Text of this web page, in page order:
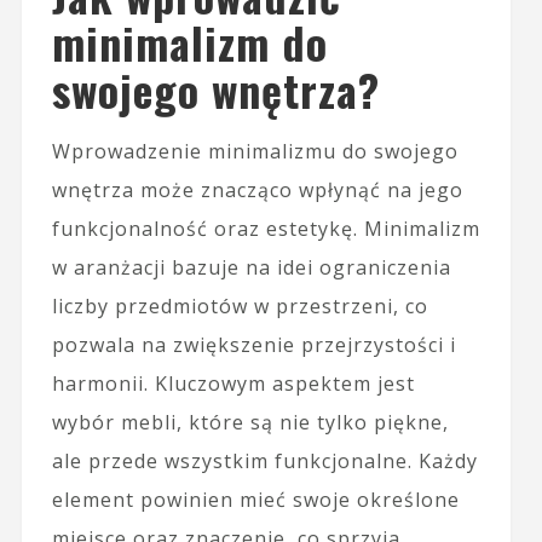
minimalizm do
swojego wnętrza?
Wprowadzenie minimalizmu do swojego
wnętrza może znacząco wpłynąć na jego
funkcjonalność oraz estetykę. Minimalizm
w aranżacji bazuje na idei ograniczenia
liczby przedmiotów w przestrzeni, co
pozwala na zwiększenie przejrzystości i
harmonii. Kluczowym aspektem jest
wybór mebli, które są nie tylko piękne,
ale przede wszystkim funkcjonalne. Każdy
element powinien mieć swoje określone